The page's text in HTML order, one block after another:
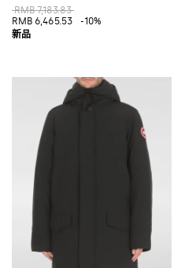
RMB 7,183.83
RMB 6,465.53
-10%